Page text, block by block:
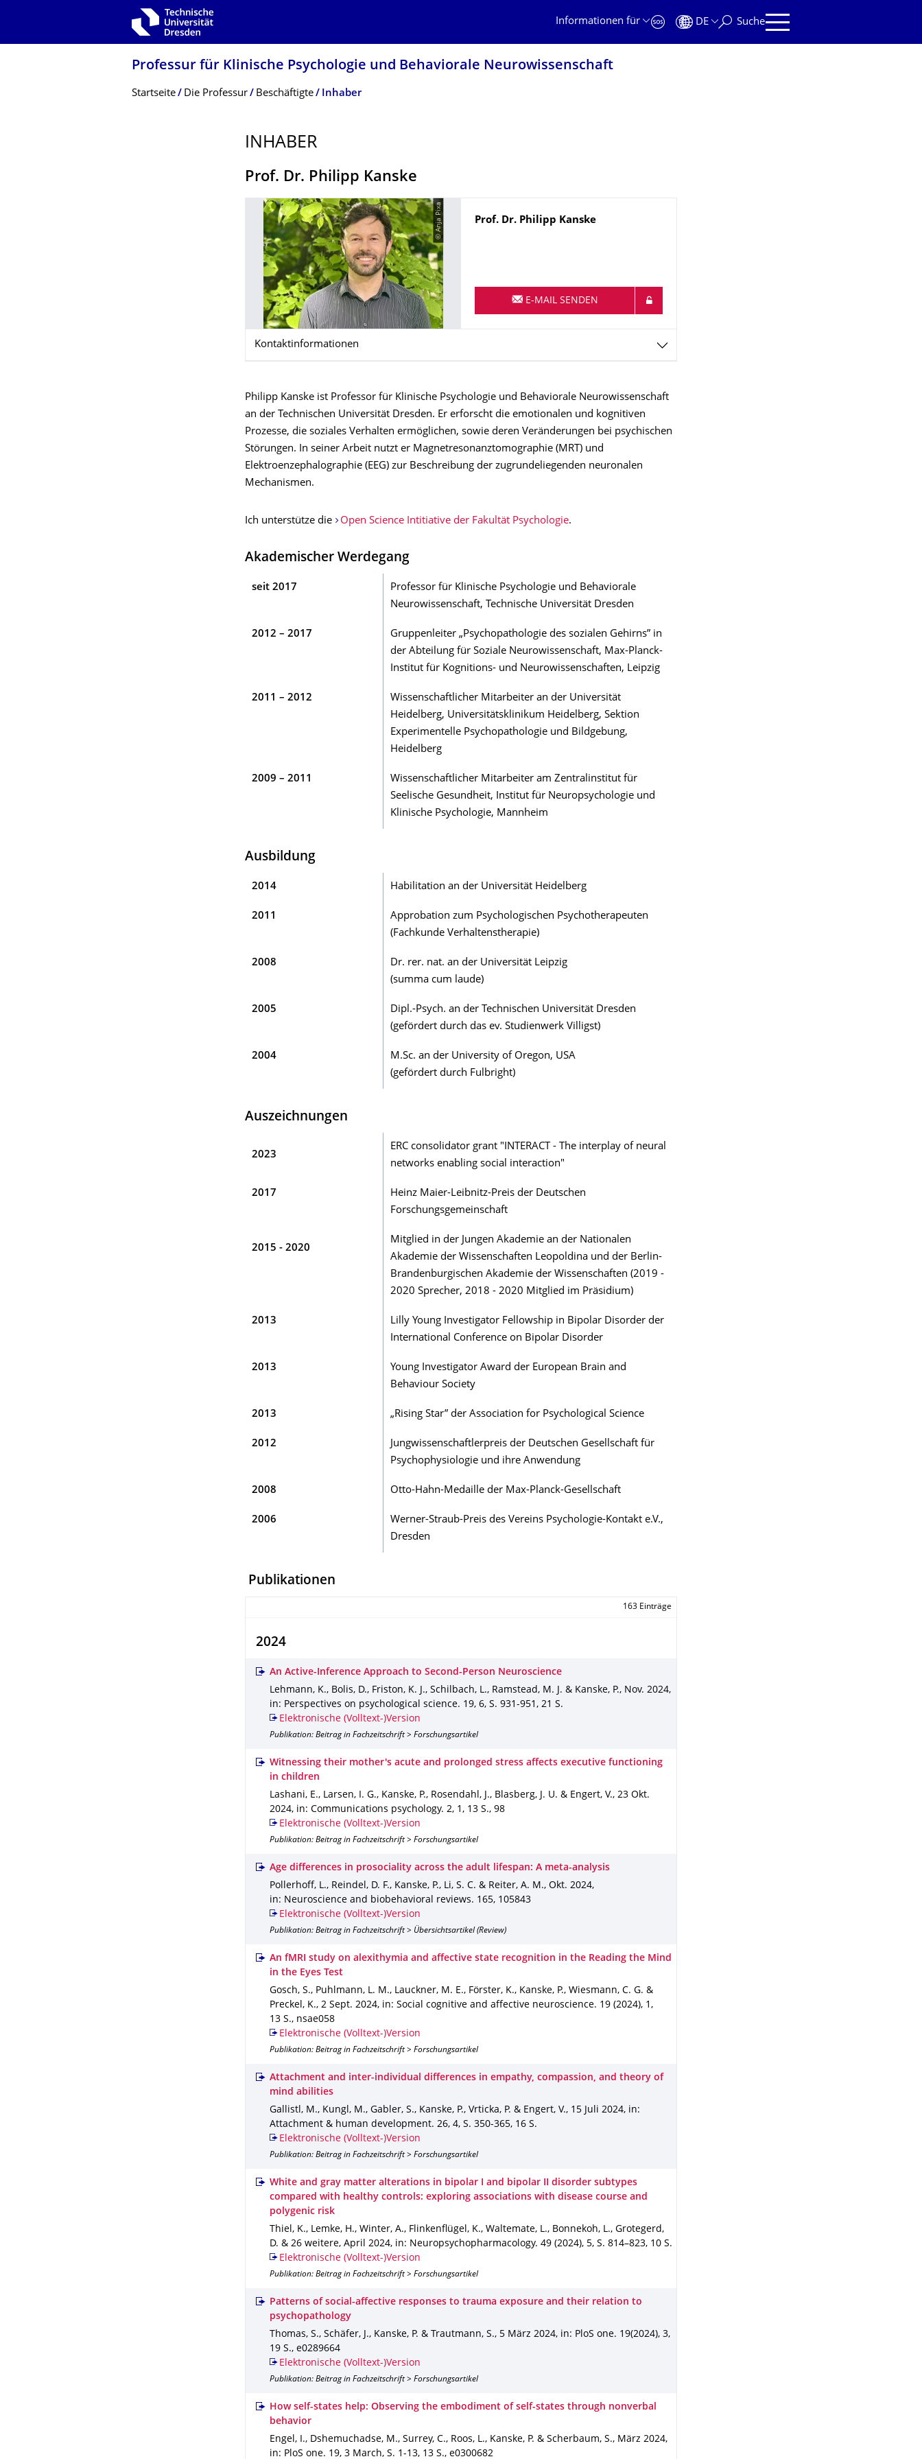
Zur Hauptnavigation springen
Informationen für
DE Suche
Professur für Klinische Psychologie und Behaviorale Neurowissenschaft
Breadcrumb-Menü
Startseite Die Professur Beschäftigte Inhaber
INHABER
Prof. Dr. Philipp Kanske
© Anja Pixa Name
Prof. Dr. Philipp Kanske
E-MAIL SENDEN
Kontaktinformationen
Philipp Kanske ist Professor für Klinische Psychologie und Behaviorale Neurowissenschaft
an der Technischen Universität Dresden. Er erforscht die emotionalen und kognitiven
Prozesse, die soziales Verhalten ermöglichen, sowie deren Veränderungen bei psychischen
Störungen. In seiner Arbeit nutzt er Magnetresonanztomographie (MRT) und
Elektroenzephalographie (EEG) zur Beschreibung der zugrundeliegenden neuronalen
Mechanismen.
Ich unterstütze die Open Science Intitiative der Fakultät Psychologie.
Akademischer Werdegang
seit 2017
Professor für Klinische Psychologie und Behaviorale
Neurowissenschaft, Technische Universität Dresden
2012 – 2017
Gruppenleiter „Psychopathologie des sozialen Gehirns” in
der Abteilung für Soziale Neurowissenschaft, Max-Planck-
Institut für Kognitions- und Neurowissenschaften, Leipzig
2011 – 2012
Wissenschaftlicher Mitarbeiter an der Universität
Heidelberg, Universitätsklinikum Heidelberg, Sektion
Experimentelle Psychopathologie und Bildgebung,
Heidelberg
2009 – 2011
Wissenschaftlicher Mitarbeiter am Zentralinstitut für
Seelische Gesundheit, Institut für Neuropsychologie und
Klinische Psychologie, Mannheim
Ausbildung
2014 Habilitation an der Universität Heidelberg
2011
Approbation zum Psychologischen Psychotherapeuten
(Fachkunde Verhaltenstherapie)
2008
Dr. rer. nat. an der Universität Leipzig
(summa cum laude)
2005
Dipl.-Psych. an der Technischen Universität Dresden
(gefördert durch das ev. Studienwerk Villigst)
2004
M.Sc. an der University of Oregon, USA
(gefördert durch Fulbright)
Auszeichnungen
2023
ERC consolidator grant "INTERACT - The interplay of neural
networks enabling social interaction"
2017
Heinz Maier-Leibnitz-Preis der Deutschen
Forschungsgemeinschaft
2015 - 2020
Mitglied in der Jungen Akademie an der Nationalen
Akademie der Wissenschaften Leopoldina und der Berlin-
Brandenburgischen Akademie der Wissenschaften (2019 -
2020 Sprecher, 2018 - 2020 Mitglied im Präsidium)
2013
Lilly Young Investigator Fellowship in Bipolar Disorder der
International Conference on Bipolar Disorder
2013
Young Investigator Award der European Brain and
Behaviour Society
2013 „Rising Star” der Association for Psychological Science
2012
Jungwissenschaftlerpreis der Deutschen Gesellschaft für
Psychophysiologie und ihre Anwendung
2008 Otto-Hahn-Medaille der Max-Planck-Gesellschaft
2006
Werner-Straub-Preis des Vereins Psychologie-Kontakt e.V.,
Dresden
Publikationen
163 Einträge
2024
An Active-Inference Approach to Second-Person Neuroscience
Lehmann, K., Bolis, D., Friston, K. J., Schilbach, L., Ramstead, M. J. & Kanske, P., Nov. 2024,
in: Perspectives on psychological science. 19, 6, S. 931-951 , 21 S.
Elektronische (Volltext-)Version
Publikation: Beitrag in Fachzeitschrift > Forschungsartikel
Witnessing their mother's acute and prolonged stress affects executive functioning
in children
Lashani, E., Larsen, I. G., Kanske, P., Rosendahl, J., Blasberg, J. U. & Engert, V., 23 Okt.
2024, in: Communications psychology. 2, 1 , 13 S., 98
Elektronische (Volltext-)Version
Publikation: Beitrag in Fachzeitschrift > Forschungsartikel
Age differences in prosociality across the adult lifespan: A meta-analysis
Pollerhoff, L., Reindel, D. F., Kanske, P., Li, S. C. & Reiter, A. M., Okt. 2024,
in: Neuroscience and biobehavioral reviews. 165, 105843
Elektronische (Volltext-)Version
Publikation: Beitrag in Fachzeitschrift > Übersichtsartikel (Review)
An fMRI study on alexithymia and affective state recognition in the Reading the Mind
in the Eyes Test
Gosch, S., Puhlmann, L. M., Lauckner, M. E., Förster, K., Kanske, P., Wiesmann, C. G. &
Preckel, K., 2 Sept. 2024, in: Social cognitive and affective neuroscience. 19 (2024), 1 ,
13 S., nsae058
Elektronische (Volltext-)Version
Publikation: Beitrag in Fachzeitschrift > Forschungsartikel
Attachment and inter-individual differences in empathy, compassion, and theory of
mind abilities
Gallistl, M., Kungl, M., Gabler, S., Kanske, P., Vrticka, P. & Engert, V., 15 Juli 2024, in:
Attachment & human development. 26, 4, S. 350-365, 16 S.
Elektronische (Volltext-)Version
Publikation: Beitrag in Fachzeitschrift > Forschungsartikel
White and gray matter alterations in bipolar I and bipolar II disorder subtypes
compared with healthy controls: exploring associations with disease course and
polygenic risk
Thiel, K., Lemke, H., Winter, A., Flinkenflügel, K., Waltemate, L., Bonnekoh, L., Grotegerd,
D. & 26 weitere, April 2024, in: Neuropsychopharmacology. 49 (2024), 5, S. 814–823, 10 S.
Elektronische (Volltext-)Version
Publikation: Beitrag in Fachzeitschrift > Forschungsartikel
Patterns of social-affective responses to trauma exposure and their relation to
psychopathology
Thomas, S., Schäfer, J., Kanske, P. & Trautmann, S., 5 März 2024, in: PloS one. 19(2024), 3,
19 S., e0289664
Elektronische (Volltext-)Version
Publikation: Beitrag in Fachzeitschrift > Forschungsartikel
How self-states help: Observing the embodiment of self-states through nonverbal
behavior
Engel, I., Dshemuchadse, M., Surrey, C., Roos, L., Kanske, P. & Scherbaum, S., März 2024,
in: PloS one. 19, 3 March, S. 1-13, 13 S., e0300682